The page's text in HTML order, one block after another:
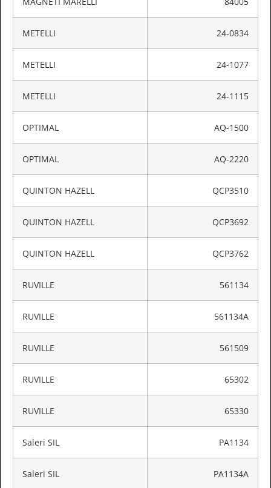
METELLI 24-0834
METELLI 24-1077
METELLI 24-1115
OPTIMAL AQ-1500
OPTIMAL AQ-2220
QUINTON HAZELL QCP3510
QUINTON HAZELL QCP3692
QUINTON HAZELL QCP3762
RUVILLE 561134
RUVILLE 561134A
RUVILLE 561509
RUVILLE 65302
RUVILLE 65330
Saleri SIL PA1134
Saleri SIL PA1134A